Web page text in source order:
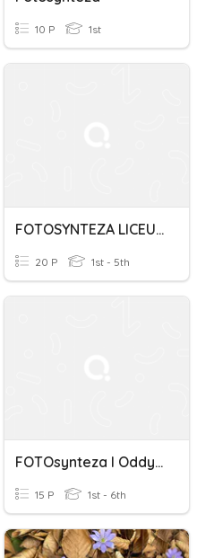
10 P 1st
FOTOSYNTEZA LICEUM
20 P 1st - 5th
FOTOsynteza I Oddychanie
15 P 1st - 6th